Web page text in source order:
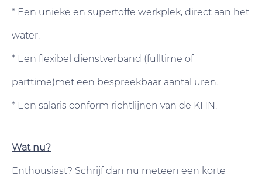
* Een unieke en supertoffe werkplek, direct aan het
water.
* Een flexibel dienstverband (fulltime of
parttime)met een bespreekbaar aantal uren.
* Een salaris conform richtlijnen van de KHN.
Wat nu?
Enthousiast? Schrijf dan nu meteen een korte